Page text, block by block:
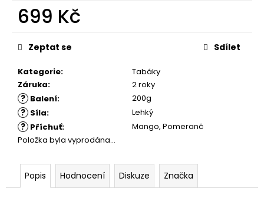
699 Kč
Měrná
cena:
Kategorie:
Tabáky
Záruka: 2 roky
? Balení: 200g
? Síla: Lehký
? Příchuť:
Mango, Pomeranč
Položka byla vyprodána…
Zeptat se Sdílet
Popis Hodnocení Diskuze Značka